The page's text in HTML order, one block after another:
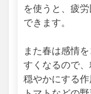
を使うと、疲
できます。
また春は感情
すくなるので
穏やかにする作